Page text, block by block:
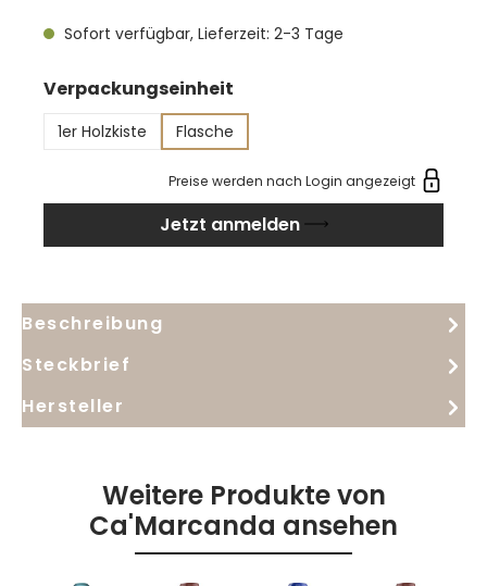
Noten von schwarzem Tee und mediterranen
zeigt sich der Wein strukturiert, mit eleganten
Tanninen und einer dichten Textur. Seine salzige
Note, typisch für den Bolgheri-Stil, verleiht ihm eine
unverwechselbare Frische und Tiefe, die den
Jahrgang besonders prägt. Ein Wein, der Kraft und
Eleganz perfekt vereint.
Sofort verfügbar, Lieferzeit: 2-3 Tage
Verpackungseinheit
1er Holzkiste Flasche
Preise werden nach Login angezeigt
Jetzt anmelden
Beschreibung
Steckbrief
Hersteller
Weitere Produkte von
Ca'Marcanda ansehen